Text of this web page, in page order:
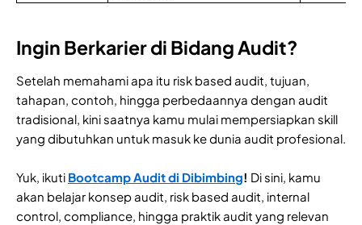
Ingin Berkarier di Bidang Audit?
Setelah memahami apa itu risk based audit, tujuan,
tahapan, contoh, hingga perbedaannya dengan audit
tradisional, kini saatnya kamu mulai mempersiapkan skill
yang dibutuhkan untuk masuk ke dunia audit profesional.
Yuk, ikuti Bootcamp Audit di Dibimbing! Di sini, kamu
akan belajar konsep audit, risk based audit, internal
control, compliance, hingga praktik audit yang relevan